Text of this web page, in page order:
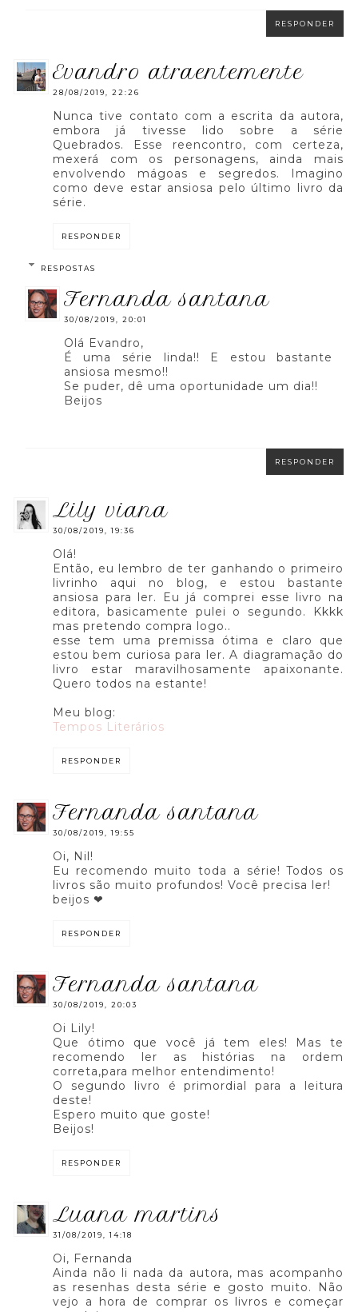
RESPONDER
evandro atraentemente
28/08/2019, 22:26
Nunca tive contato com a escrita da autora,
embora já tivesse lido sobre a série
Quebrados. Esse reencontro, com certeza,
mexerá com os personagens, ainda mais
envolvendo mágoas e segredos. Imagino
como deve estar ansiosa pelo último livro da
série.
RESPONDER
RESPOSTAS
fernanda santana
30/08/2019, 20:01
Olá Evandro,
É uma série linda!! E estou bastante
ansiosa mesmo!!
Se puder, dê uma oportunidade um dia!!
Beijos
RESPONDER
lily viana
30/08/2019, 19:36
Olá!
Então, eu lembro de ter ganhando o primeiro
livrinho aqui no blog, e estou bastante
ansiosa para ler. Eu já comprei esse livro na
editora, basicamente pulei o segundo. Kkkk
mas pretendo compra logo..
esse tem uma premissa ótima e claro que
estou bem curiosa para ler. A diagramação do
livro estar maravilhosamente apaixonante.
Quero todos na estante!
Meu blog:
Tempos Literários
RESPONDER
fernanda santana
30/08/2019, 19:55
Oi, Nil!
Eu recomendo muito toda a série! Todos os
livros são muito profundos! Você precisa ler!
beijos ❤
RESPONDER
fernanda santana
30/08/2019, 20:03
Oi Lily!
Que ótimo que você já tem eles! Mas te
recomendo ler as histórias na ordem
correta,para melhor entendimento!
O segundo livro é primordial para a leitura
deste!
Espero muito que goste!
Beijos!
RESPONDER
luana martins
31/08/2019, 14:18
Oi, Fernanda
Ainda não li nada da autora, mas acompanho
as resenhas desta série e gosto muito. Não
vejo a hora de comprar os livros e começar